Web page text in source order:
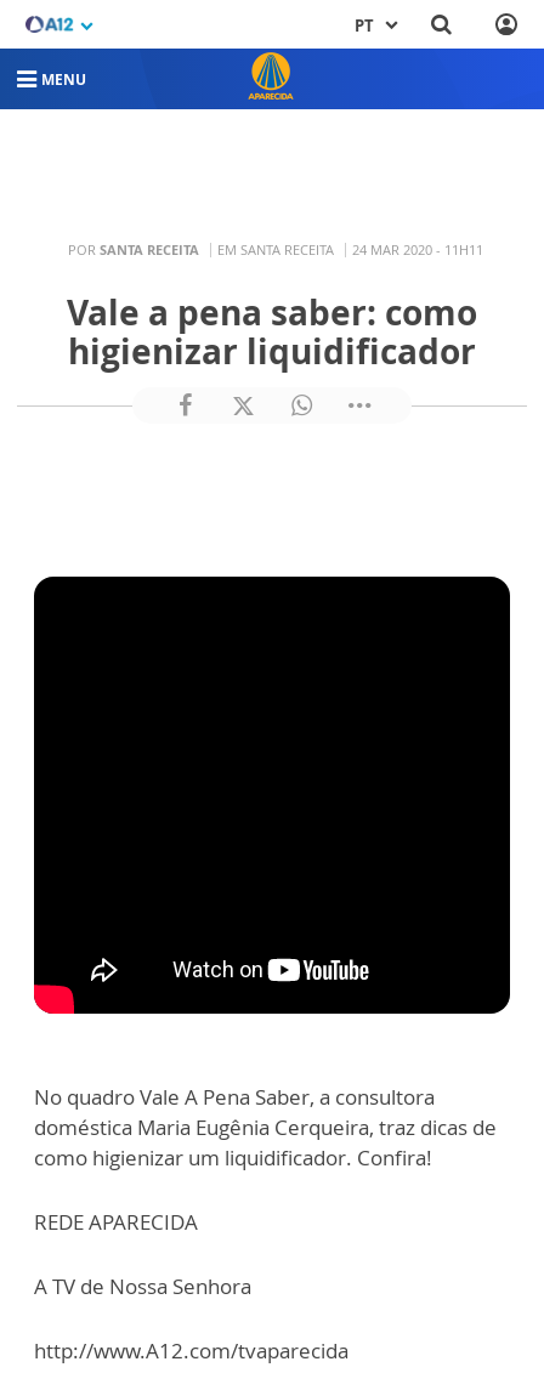
PT
MENU
POR SANTA RECEITA EM SANTA RECEITA 24 MAR 2020 - 11H11
Vale a pena saber: como
higienizar liquidificador
No quadro Vale A Pena Saber, a consultora
doméstica Maria Eugênia Cerqueira, traz dicas de
como higienizar um liquidificador. Confira!
REDE APARECIDA
A TV de Nossa Senhora
http://www.A12.com/tvaparecida